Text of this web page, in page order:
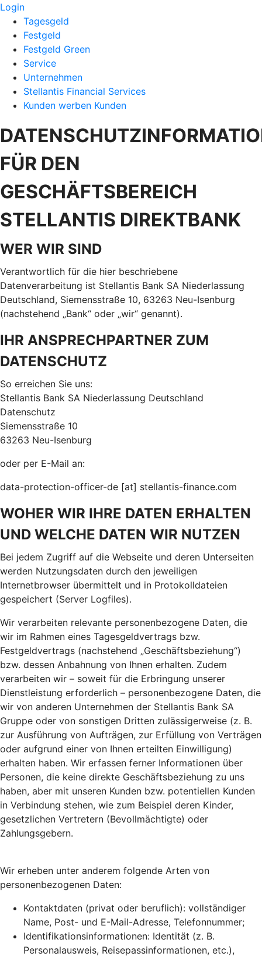
Login
Tagesgeld
Festgeld
Festgeld Green
Service
Unternehmen
Stellantis Financial Services
Kunden werben Kunden
FÜR DEN
GESCHÄFTSBEREICH
STELLANTIS DIREKTBANK
WER WIR SIND
Verantwortlich für die hier beschriebene
Datenverarbeitung ist Stellantis Bank SA Niederlassung
Deutschland, Siemensstraße 10, 63263 Neu-Isenburg
(nachstehend „Bank“ oder „wir“ genannt).
IHR ANSPRECHPARTNER ZUM
DATENSCHUTZ
So erreichen Sie uns:
Stellantis Bank SA Niederlassung Deutschland
Datenschutz
Siemensstraße 10
63263 Neu-Isenburg
oder per E-Mail an:
data-protection-officer-de [at] stellantis-finance.com
WOHER WIR IHRE DATEN ERHALTEN
UND WELCHE DATEN WIR NUTZEN
Bei jedem Zugriff auf die Webseite und deren Unterseiten
werden Nutzungsdaten durch den jeweiligen
Internetbrowser übermittelt und in Protokolldateien
gespeichert (Server Logfiles).
Wir verarbeiten relevante personenbezogene Daten, die
wir im Rahmen eines Tagesgeldvertrags bzw.
Festgeldvertrags (nachstehend „Geschäftsbeziehung“)
bzw. dessen Anbahnung von Ihnen erhalten. Zudem
verarbeiten wir – soweit für die Erbringung unserer
Dienstleistung erforderlich – personenbezogene Daten, die
wir von anderen Unternehmen der Stellantis Bank SA
Gruppe oder von sonstigen Dritten zulässigerweise (z. B.
zur Ausführung von Aufträgen, zur Erfüllung von Verträgen
oder aufgrund einer von Ihnen erteilten Einwilligung)
erhalten haben. Wir erfassen ferner Informationen über
Personen, die keine direkte Geschäftsbeziehung zu uns
haben, aber mit unseren Kunden bzw. potentiellen Kunden
in Verbindung stehen, wie zum Beispiel deren Kinder,
gesetzlichen Vertretern (Bevollmächtigte) oder
Zahlungsgebern.
Wir erheben unter anderem folgende Arten von
personenbezogenen Daten:
Kontaktdaten (privat oder beruflich): vollständiger
Name, Post- und E-Mail-Adresse, Telefonnummer;
Identifikationsinformationen: Identität (z. B.
Personalausweis, Reisepassinformationen, etc.),